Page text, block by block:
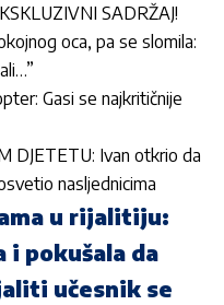
SADRŽAJ!
oca, pa se slomila:
Gasi se najkritičnije
DJETETU: Ivan otkrio da
nasljednicima
u rijalitiju:
i pokušala da
učesnik se